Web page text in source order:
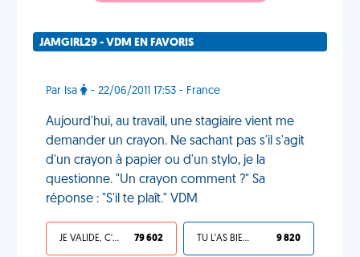
JAMGIRL29 - VDM EN FAVORIS
Par Isa - 22/06/2011 17:53 - France
Aujourd'hui, au travail, une stagiaire vient me
demander un crayon. Ne sachant pas s'il s'agit
d'un crayon à papier ou d'un stylo, je la
questionne. "Un crayon comment ?" Sa
réponse : "S'il te plaît." VDM
JE VALIDE, C'EST UNE VDM 79 602 TU L'AS BIEN MÉRITÉ 9 820